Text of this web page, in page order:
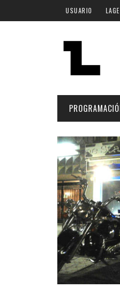
Pasar al contenido principal
USUARIO
FECHA
Hoy
Plan Finde